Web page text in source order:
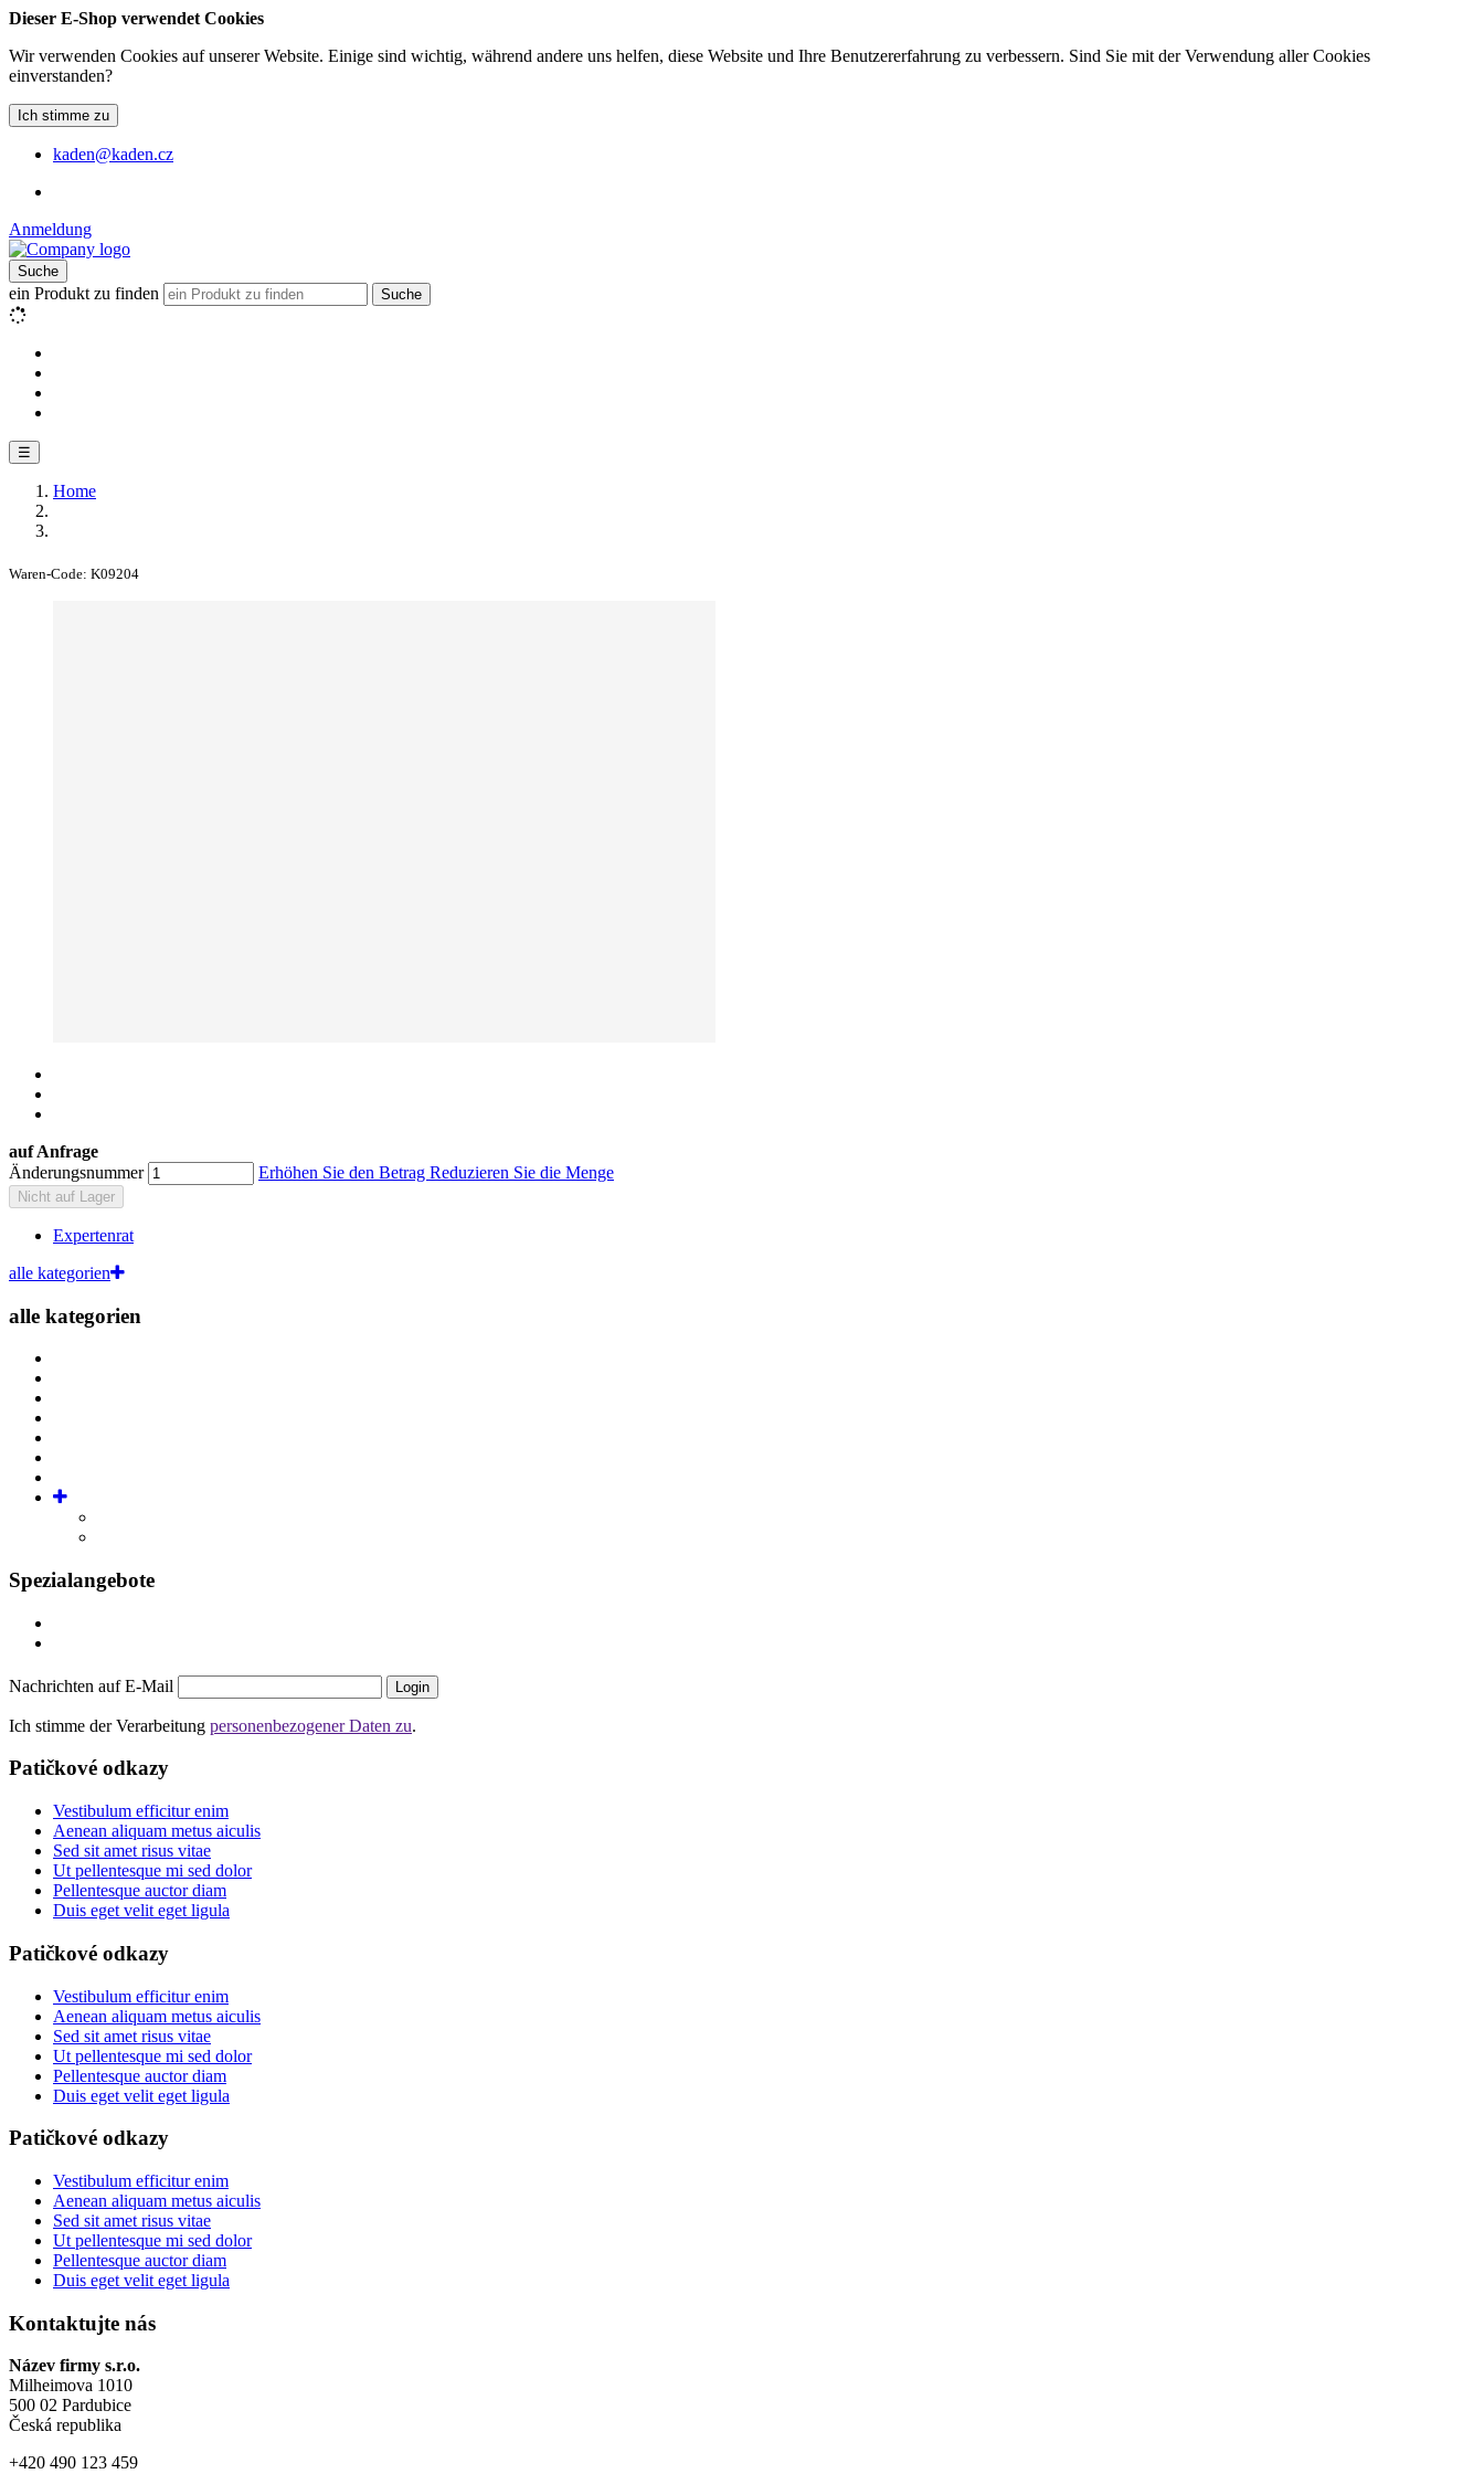
Dieser E-Shop verwendet Cookies
Wir verwenden Cookies auf unserer Website. Einige sind wichtig, während andere uns helfen, diese Website und Ihre Benutzererfahrung zu verbessern. Sind Sie mit der Verwendung aller Cookies
einverstanden?
Ich stimme zu
kaden@kaden.cz
Anmeldung
Suche
ein Produkt zu finden Suche
☰
Home
Waren-Code: K09204
auf Anfrage
Änderungsnummer
Erhöhen Sie den Betrag Reduzieren Sie die Menge
Nicht auf Lager
Expertenrat
alle kategorien
alle kategorien
Spezialangebote
Nachrichten auf E-Mail Login
Ich stimme der Verarbeitung personenbezogener Daten zu.
Patičkové odkazy
Vestibulum efficitur enim
Aenean aliquam metus aiculis
Sed sit amet risus vitae
Ut pellentesque mi sed dolor
Pellentesque auctor diam
Duis eget velit eget ligula
Patičkové odkazy
Vestibulum efficitur enim
Aenean aliquam metus aiculis
Sed sit amet risus vitae
Ut pellentesque mi sed dolor
Pellentesque auctor diam
Duis eget velit eget ligula
Patičkové odkazy
Vestibulum efficitur enim
Aenean aliquam metus aiculis
Sed sit amet risus vitae
Ut pellentesque mi sed dolor
Pellentesque auctor diam
Duis eget velit eget ligula
Kontaktujte nás
Název firmy s.r.o.
Milheimova 1010
500 02 Pardubice
Česká republika
+420 490 123 459